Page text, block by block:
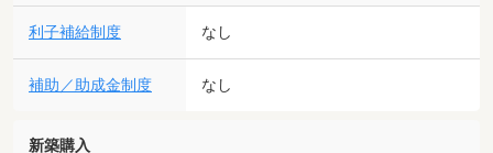
利子補給制度 なし
補助／助成金制度 なし
新築購入